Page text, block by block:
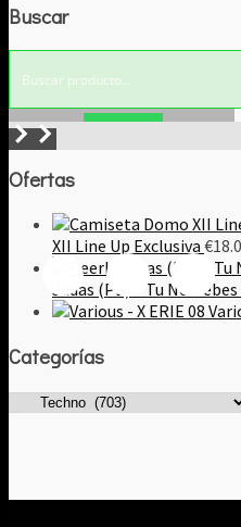
Buscar
Ofertas
XII Line Up Exclusiva €
Judas (PE) – Tu No
Categorías